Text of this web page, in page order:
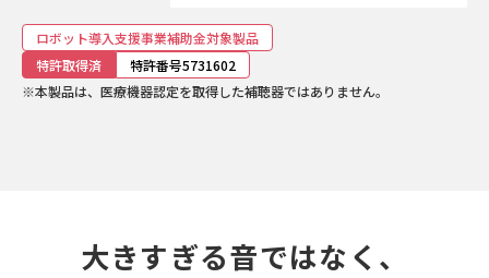
ロボット導入支援事業補助金対象製品
特許取得済
特許番号5731602
※本製品は、医療機器認定を取得した補聴器ではありません。
大きすぎる音ではなく、